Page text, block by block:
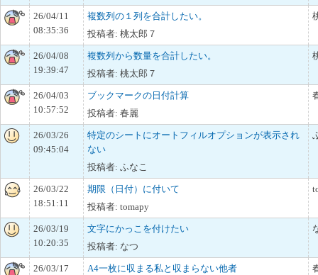
26/04/11
08:35:36
複数列の１列を合計したい。
投稿者: 桃太郎７
26/04/08
19:39:47
複数列から数量を合計したい。
投稿者: 桃太郎７
26/04/03
10:57:52
ブックマークの日付計算
投稿者: 春麗
26/03/26
09:45:04
特定のシートにオートフィルオプションが表示され
ない
投稿者: ふなこ
26/03/22
18:51:11
期限（日付）に付いて
投稿者: tomapy
26/03/19
10:20:35
文字にかっこを付けたい
投稿者: なつ
26/03/17
A4一枚に収まる私と収まらない他者